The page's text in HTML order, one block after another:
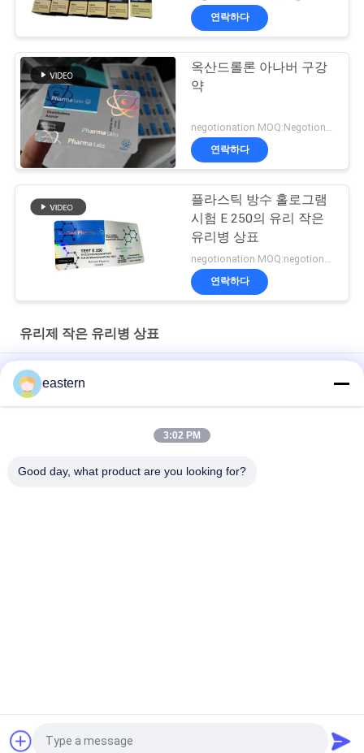
연락하다
옥산드롤론 아나버 구강
약
연락하다
플라스틱 방수 홀로그램
시험 E 250의 유리 작은
유리병 상표
negotionation MOQ:negotionation
연락하다
유리제 작은 유리병 상표
Somatropin HG 176-191 2mlx10 레이블이 있는 유리 바이알
전 세트 Paer Instrution를 가진 tren 아세테이트 작은 유리병 작은
eastern
3:02 PM
Good day, what product are you looking for?